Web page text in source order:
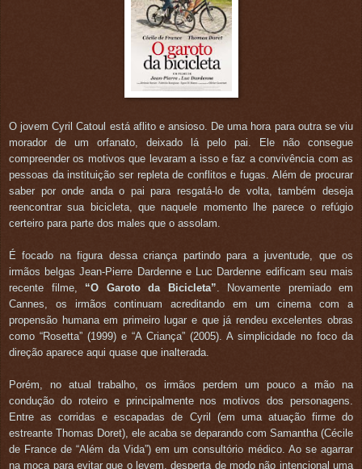
O jovem Cyril Catoul está aflito e ansioso. De uma hora para outra se viu
morador de um orfanato, deixado lá pelo pai. Ele não consegue
compreender os motivos que levaram a isso e faz a convivência com as
pessoas da instituição ser repleta de conflitos e fugas. Além de procurar
saber por onde anda o pai para resgatá-lo de volta, também deseja
reencontrar sua bicicleta, que naquele momento lhe parece o refúgio
certeiro para parte dos males que o assolam.
É focado na figura dessa criança partindo para a juventude, que os
irmãos belgas Jean-Pierre Dardenne e Luc Dardenne edificam seu mais
recente filme,
“O Garoto da Bicicleta” . Novamente premiado em
Cannes, os irmãos continuam acreditando em um cinema com a
propensão humana em primeiro lugar e que já rendeu excelentes obras
como “Rosetta” (1999) e “A Criança” (2005). A simplicidade no foco da
direção aparece aqui quase que inalterada.
Porém, no atual trabalho, os irmãos perdem um pouco a mão na
condução do roteiro e principalmente nos motivos dos personagens.
Entre as corridas e escapadas de Cyril (em uma atuação firme do
estreante Thomas Doret), ele acaba se deparando com Samantha (Cécile
de France de “Além da Vida”) em um consultório médico. Ao se agarrar
na moça para evitar que o levem, desperta de modo não intencional uma